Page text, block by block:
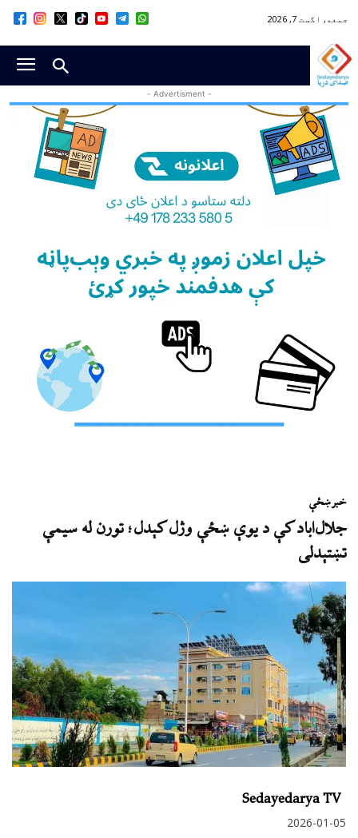
جمعه, اگست 7, 2026
- Advertisment -
خبرښځې
جلال‌اباد کې د یوې ښځې وژل کېدل؛ تورن له سیمې
تښتېدلی
Sedayedarya TV
2026-01-05